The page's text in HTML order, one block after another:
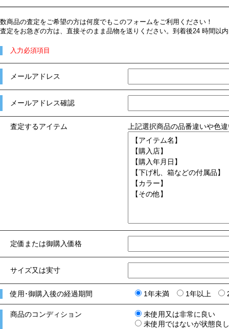
数商品の査定をご希望の方は何度でもこのフォームをご利用ください！
査定をお急ぎの方は、直接そのまま品物を送りください。到着後24 時間以
入力必須項目
メールアドレス
メールアドレス確認
査定するアイテム 上記選択商品の品番違いや色
定価または御購入価格
サイズ又は実寸
使用･御購入後の経過期間 1年未満 1年以上
商品のコンディション
未使用又は非常に良い
未使用ではないが状態良